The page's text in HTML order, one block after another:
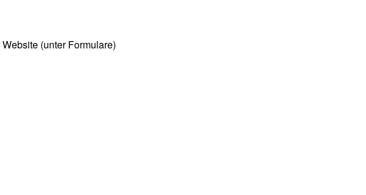
(unter Formulare)